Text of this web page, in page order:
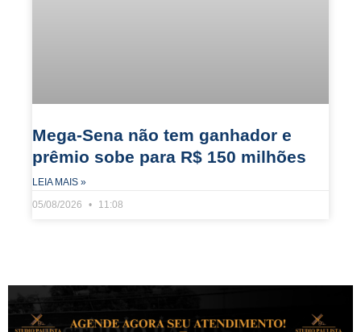
Mega-Sena não tem ganhador e
prêmio sobe para R$ 150 milhões
LEIA MAIS »
05/08/2026
11:08